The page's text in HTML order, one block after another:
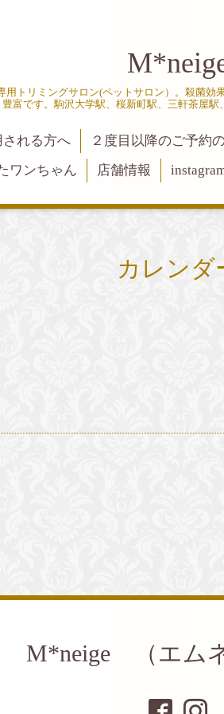
トリミングサロン(ペットサロン）。殺菌
豊富です。駒沢大学駅、桜新町駅、三軒茶屋
れる方へ ２度目以降のご予約
ワンちゃん
店舗情報
カレンダ
M*neige （エム